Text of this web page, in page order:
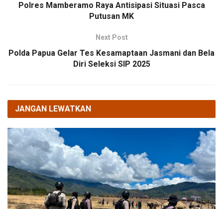
Polres Mamberamo Raya Antisipasi Situasi Pasca
Putusan MK
Next Post
Polda Papua Gelar Tes Kesamaptaan Jasmani dan Bela
Diri Seleksi SIP 2025
JANGAN LEWATKAN